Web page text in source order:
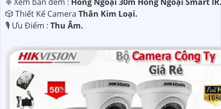
🎲 Thiết Kế Camera Thân Kim Loại.
️🎙 Ưu Điểm : Thu Âm.